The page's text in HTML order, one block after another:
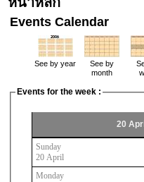
Events Calendar
See by year
See by
month
Events for the week :
20
Sunday
20 April
Monday